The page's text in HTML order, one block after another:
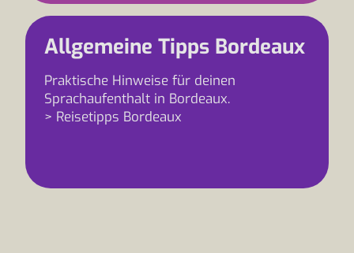
Allgemeine Tipps Bordeaux
Praktische Hinweise für deinen
Sprachaufenthalt in Bordeaux.
> Reisetipps Bordeaux